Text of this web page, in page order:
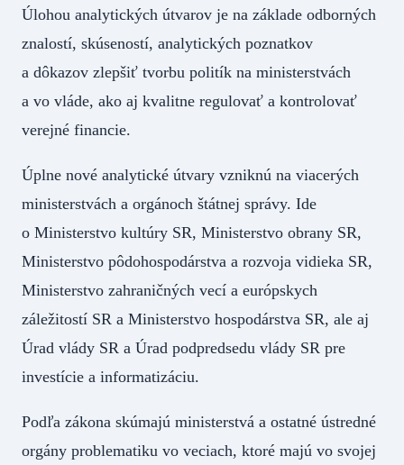
Úlohou analytických útvarov je na základe odborných
znalostí, skúseností, analytických poznatkov
a dôkazov zlepšiť tvorbu politík na ministerstvách
a vo vláde, ako aj kvalitne regulovať a kontrolovať
verejné financie.
Úplne nové analytické útvary vzniknú na viacerých
ministerstvách a orgánoch štátnej správy. Ide
o Ministerstvo kultúry SR, Ministerstvo obrany SR,
Ministerstvo pôdohospodárstva a rozvoja vidieka SR,
Ministerstvo zahraničných vecí a európskych
záležitostí SR a Ministerstvo hospodárstva SR, ale aj
Úrad vlády SR a Úrad podpredsedu vlády SR pre
investície a informatizáciu.
Podľa zákona skúmajú ministerstvá a ostatné ústredné
orgány problematiku vo veciach, ktoré majú vo svojej